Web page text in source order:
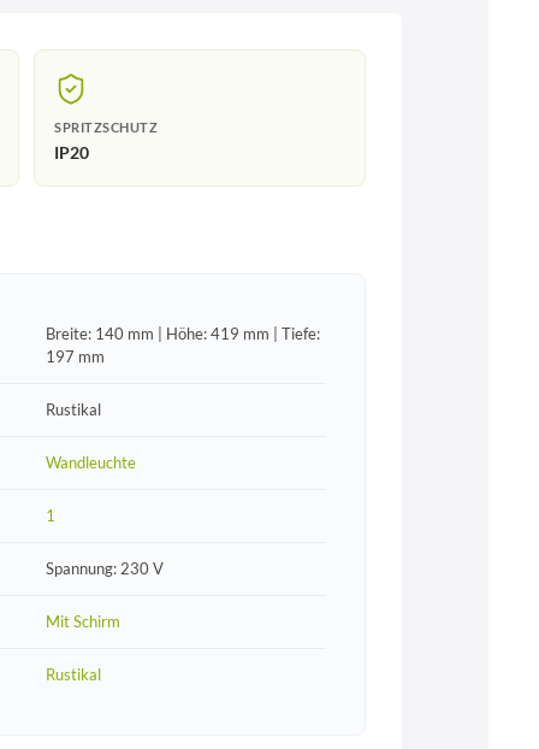
SPRITZSCHUTZ
IP20
Breite: 140 mm | Höhe: 419 mm | Tiefe:
197 mm
Rustikal
Wandleuchte
1
Spannung: 230 V
Mit Schirm
Rustikal